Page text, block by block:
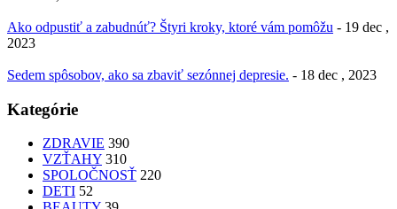
Ako odpustiť a zabudnúť? Štyri kroky, ktoré vám pomôžu - 19 dec ,
2023
Sedem spôsobov, ako sa zbaviť sezónnej depresie. - 18 dec , 2023
Kategórie
ZDRAVIE 390
VZŤAHY 310
SPOLOČNOSŤ 220
DETI 52